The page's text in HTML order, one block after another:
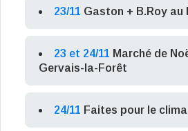
23/11 Gaston + B.Roy au
23 et 24/11 Marché de
Gervais-la-Forêt
24/11 Faites pour le